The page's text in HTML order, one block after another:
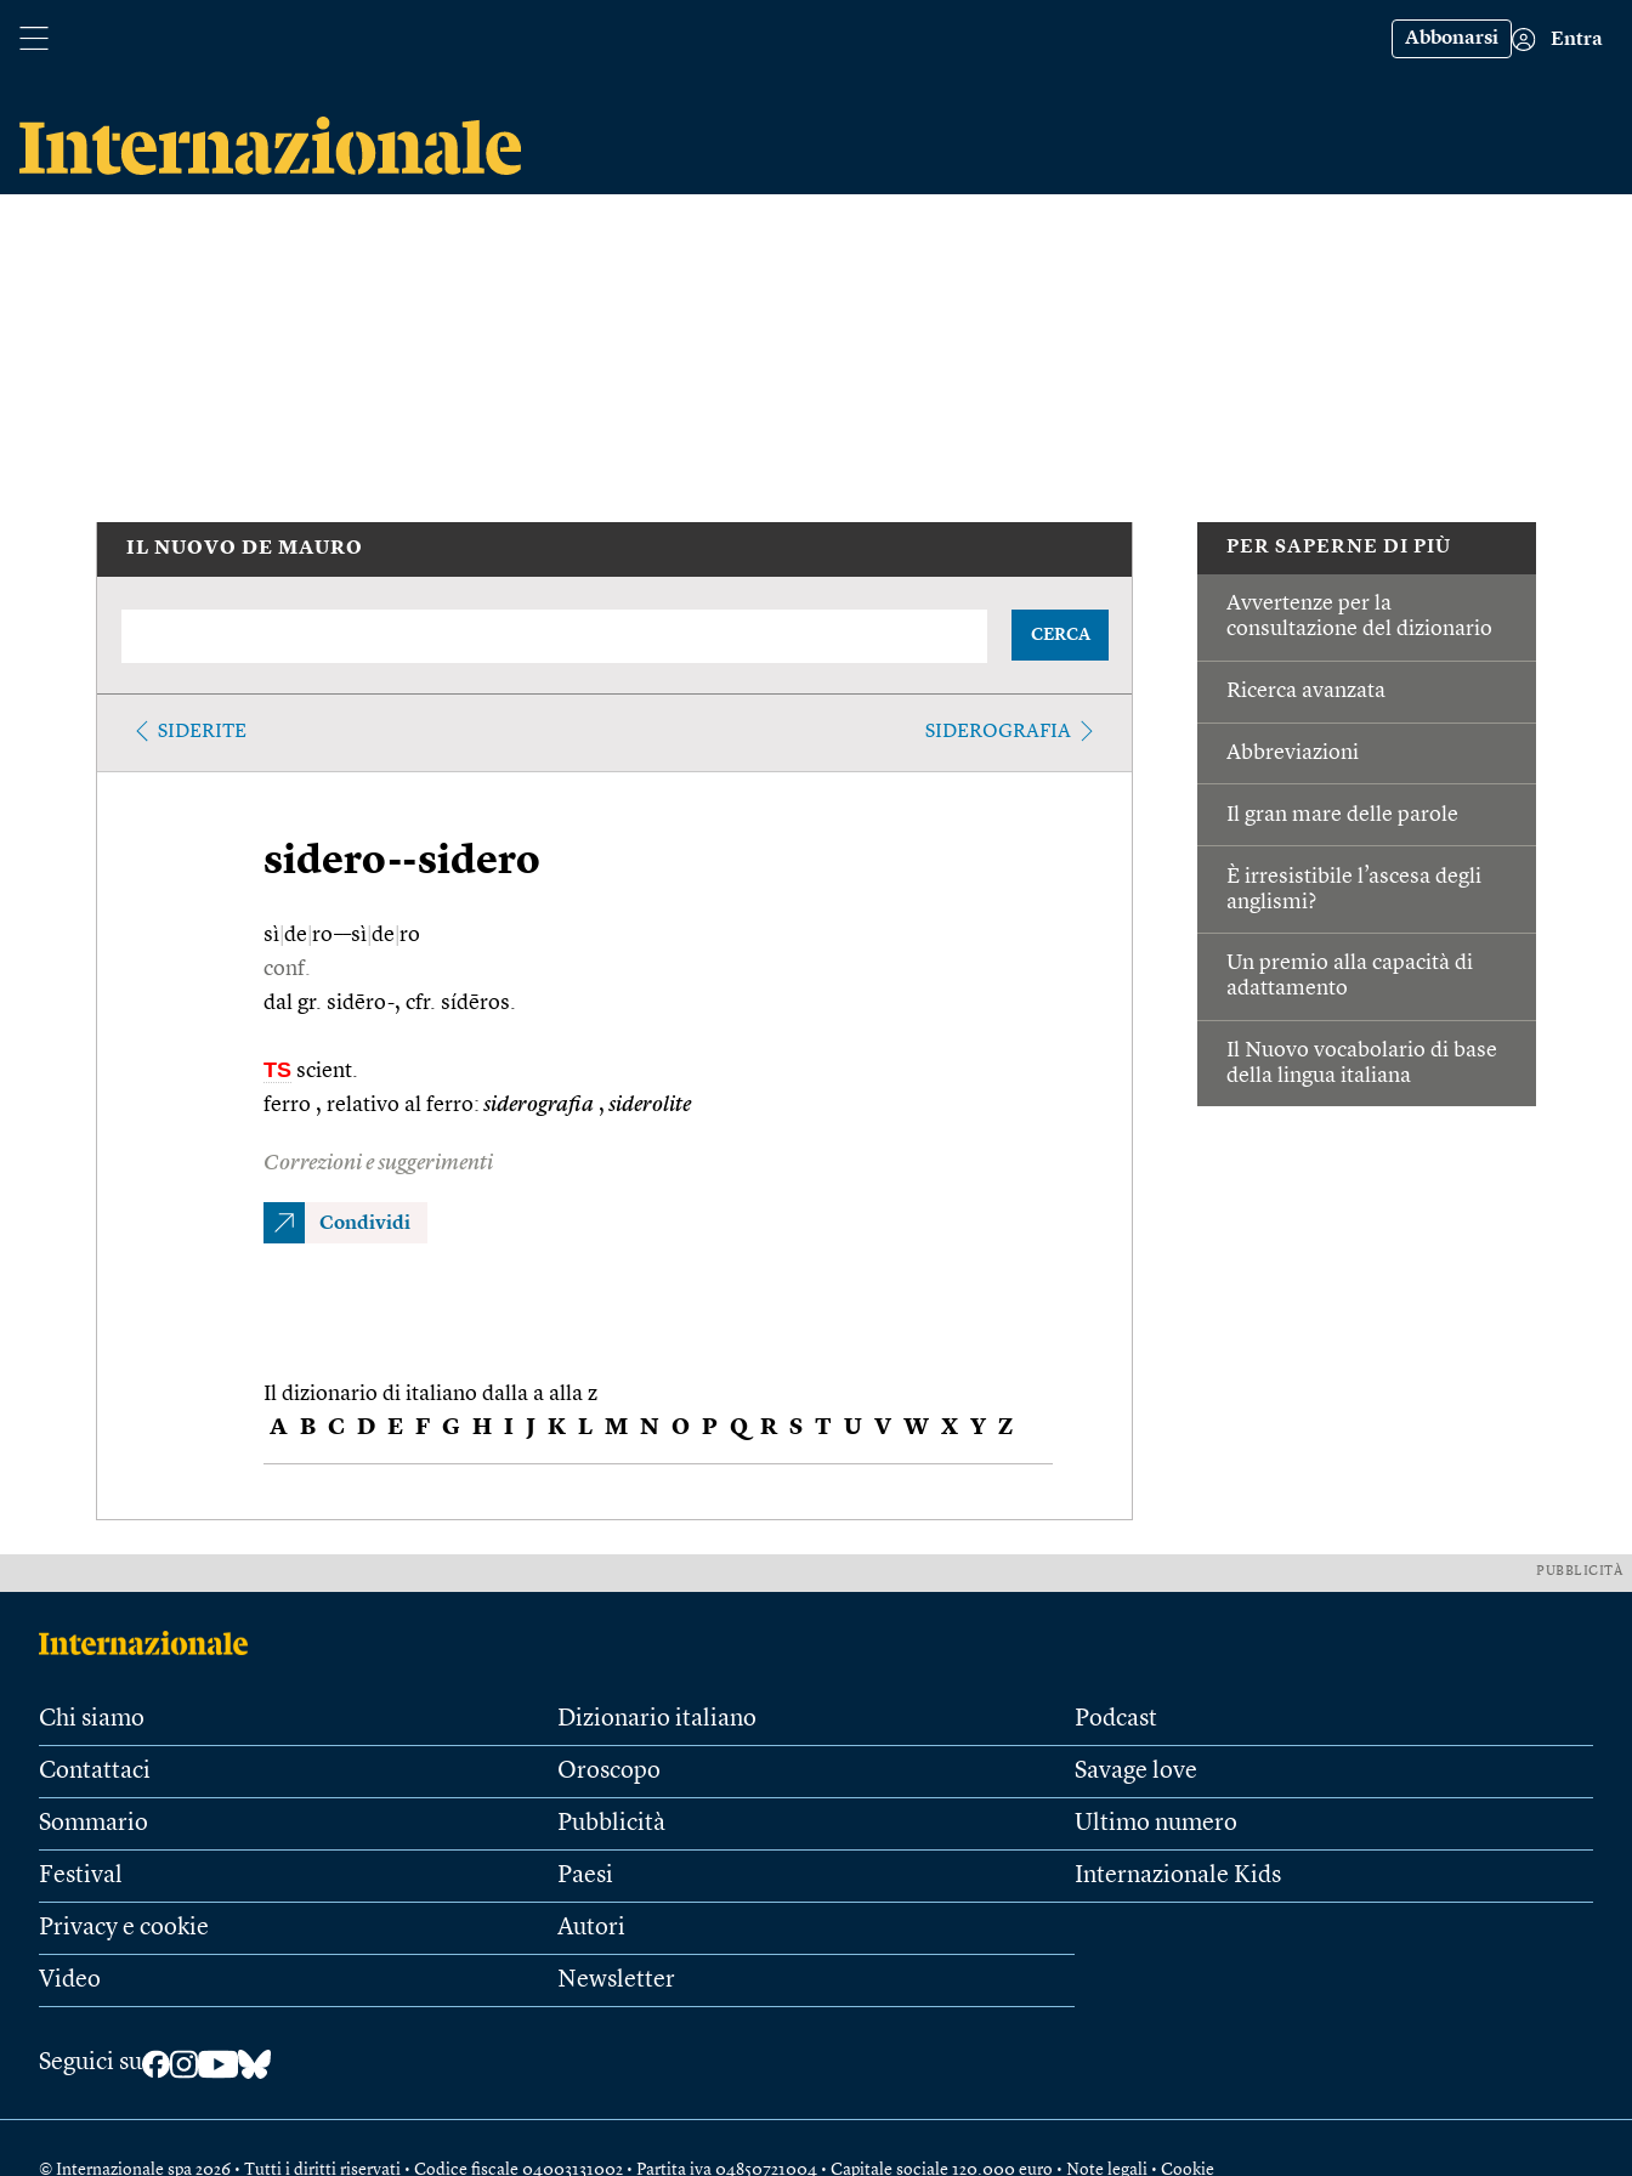
Abbonarsi Entra
PER SAPERNE DI PIÙ
Avvertenze per la
consultazione del dizionario
Ricerca avanzata
Abbreviazioni
Il gran mare delle parole
È irresistibile l’ascesa degli
anglismi?
Un premio alla capacità di
adattamento
Il Nuovo vocabolario di base
della lingua italiana
IL NUOVO DE MAURO
CERCA
SIDERITE SIDEROGRAFIA
sidero--sidero
sì de ro––sì de ro
conf.
dal gr. sidēro-, cfr. sídēros.
TS scient.
ferro , relativo al ferro: siderografia , siderolite
Correzioni e suggerimenti
Condividi
Il dizionario di italiano dalla a alla z
A B C D E F G H I J K L M N O P Q R S T U V W X Y Z
PUBBLICITÀ
Chi siamo
Contattaci
Sommario
Festival
Privacy e cookie
Video
Dizionario italiano
Oroscopo
Pubblicità
Paesi
Autori
Newsletter
Podcast
Savage love
Ultimo numero
Internazionale Kids
Seguici su
© Internazionale spa 2026 • Tutti i diritti riservati • Codice fiscale 04003131002 • Partita iva 04850721004 • Capitale sociale 120.000 euro • Note legali • Cookie